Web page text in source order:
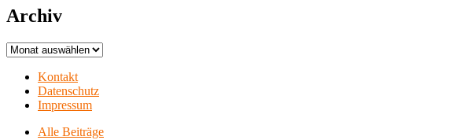
Archiv
Archiv
Kontakt
Datenschutz
Impressum
Alle Beiträge